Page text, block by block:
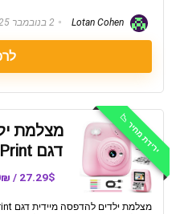
2 בנובמבר 2025
ירידת מחיר 📉
מצלמת
דגם Kids Camera Instant Print
27.29$ / 90₪